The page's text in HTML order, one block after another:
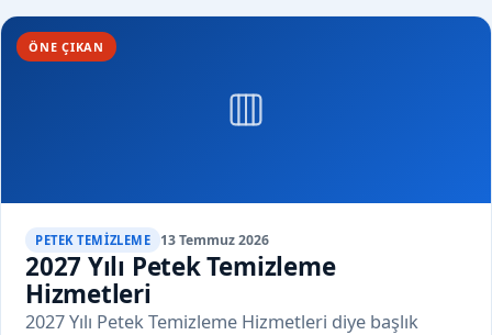
ÖNE ÇIKAN
PETEK TEMIZLEME 13 Temmuz 2026
2027 Yılı Petek Temizleme
Hizmetleri
2027 Yılı Petek Temizleme Hizmetleri diye başlık